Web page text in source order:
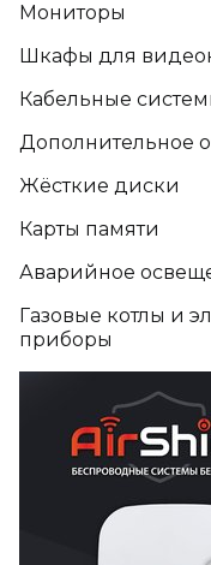
Мониторы
Шкафы для
Кабельные
Дополнительное
Жёсткие диски
Карты памяти
Аварийное
Газовые котлы и
приборы